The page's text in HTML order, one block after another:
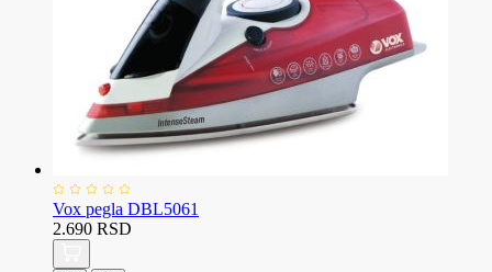
Vox pegla DBL5061
2.690 RSD